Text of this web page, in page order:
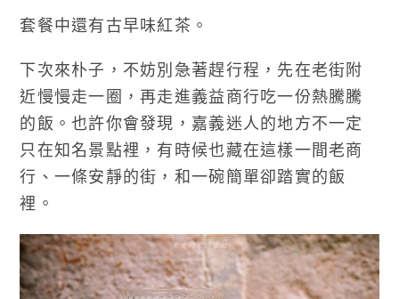
套餐中還有古早味紅茶。
下次來朴子，不妨別急著趕行程，先在老街附
近慢慢走一圈，再走進義益商行吃一份熱騰騰
的飯。也許你會發現，嘉義迷人的地方不一定
只在知名景點裡，有時候也藏在這樣一間老商
行、一條安靜的街，和一碗簡單卻踏實的飯
裡。